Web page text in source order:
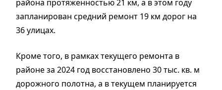
района протяженностью 21 км, а в этом году
запланирован средний ремонт 19 км дорог на
36 улицах.
Кроме того, в рамках текущего ремонта в
районе за 2024 год восстановлено 30 тыс. кв. м
дорожного полотна, а в текущем планируется